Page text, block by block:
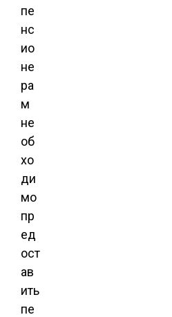
пе
нс
ио
не
ра
м
не
об
хо
ди
мо
пр
ед
ост
ав
ить
пе